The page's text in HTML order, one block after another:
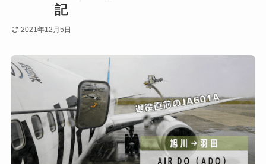
記
2021年12月5日